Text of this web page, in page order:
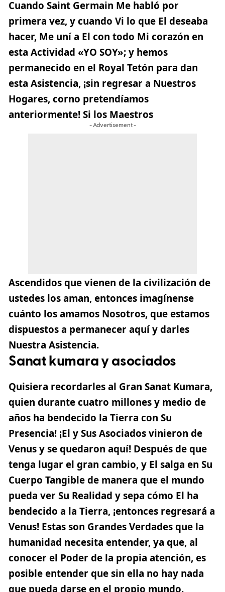
Cuando Saint Germain Me habló por
primera vez, y cuando Vi lo que El deseaba
hacer, Me uní a El con todo Mi corazón en
esta Actividad «YO SOY»; y hemos
permanecido en el Royal Tetón para dan
esta Asistencia, ¡sin regresar a Nuestros
Hogares, corno pretendíamos
anteriormente! Si los Maestros
- Advertisement -
Ascendidos que vienen de la civilización de
ustedes los aman, entonces imagínense
cuánto los amamos Nosotros, que estamos
dispuestos a permanecer aquí y darles
Nuestra Asistencia.
Sanat kumara y asociados
Quisiera recordarles al Gran Sanat Kumara,
quien durante cuatro millones y medio de
años ha bendecido la Tierra con Su
Presencia! ¡El y Sus Asociados vinieron de
Venus y se quedaron aquí! Después de que
tenga lugar el gran cambio, y El salga en Su
Cuerpo Tangible de manera que el mundo
pueda ver Su Realidad y sepa cómo El ha
bendecido a la Tierra, ¡entonces regresará a
Venus! Estas son Grandes Verdades que la
humanidad necesita entender, ya que, al
conocer el Poder de la propia atención, es
posible entender que sin ella no hay nada
que pueda darse en el propio mundo.